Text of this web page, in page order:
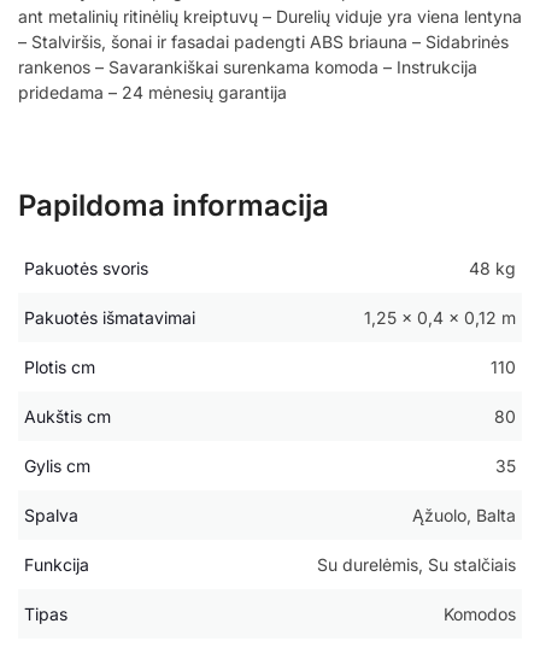
ant metalinių ritinėlių kreiptuvų – Durelių viduje yra viena lentyna
– Stalviršis, šonai ir fasadai padengti ABS briauna – Sidabrinės
rankenos – Savarankiškai surenkama komoda – Instrukcija
pridedama – 24 mėnesių garantija
Papildoma informacija
Pakuotės svoris 48 kg
Pakuotės išmatavimai 1,25 × 0,4 × 0,12 m
Plotis cm 110
Aukštis cm 80
Gylis cm 35
Spalva Ąžuolo, Balta
Funkcija Su durelėmis, Su stalčiais
Tipas Komodos